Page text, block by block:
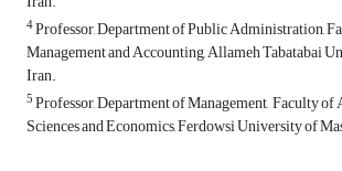
4Professor, Department of Public Administration,
Management and Accounting, Allameh Tabatabai
Iran.
5Professor, Department of Management, ‌ Faculty
Sciences and Economics, Ferdowsi University of